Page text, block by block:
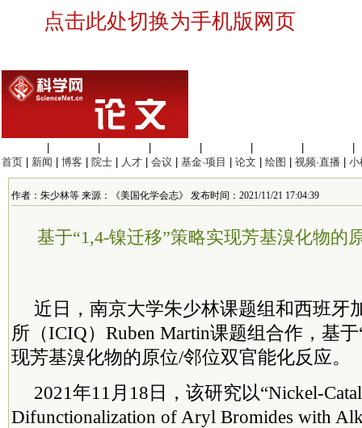
点击此处切换为手机版网页
首页
新闻 博客 院士 人才 会议 基金·项目 论文 绘图 视频·直播 小
作者：朱少林等 来源：《美国化学会志》 发布时间：2021/11/21 17:04:39
基于“1,4-镍迁移”策略实现芳基溴化物的
近日，南京大学朱少林课题组和西班牙
所（ICIQ）Ruben Martin课题组合作，基
现芳基溴化物的原位/邻位双官能化反应。
2021年11月18日，该研究以“Nickel-
Difunctionalization of Aryl Bromides with